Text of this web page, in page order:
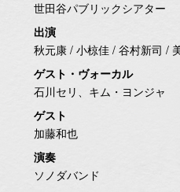
世田谷パブリックシアター
出演
秋元康 / 小椋佳 / 谷村新司 /
ゲスト・ヴォーカル
石川セリ、キム・ヨンジャ
ゲスト
加藤和也
演奏
ソノダバンド